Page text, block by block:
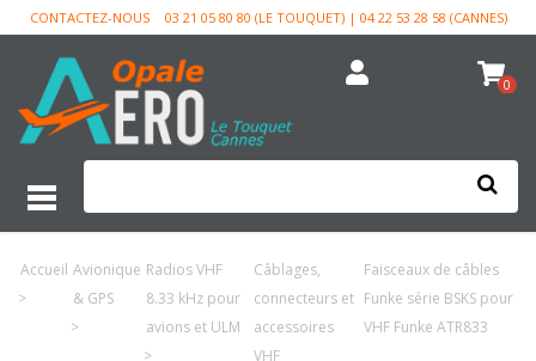
CONTACTEZ-NOUS 03 21 05 80 80 (LE TOUQUET) | 04 22 53 28 58 (CANNES)
0
Accueil
>
Avionique
& GPS
>
Radios VHF
8.33 kHz pour
avions et ULM
>
Câblages,
connecteurs et
accessoires
VHF
Faisceaux de câbles
Funke série BSKS pour
VHF Funke ATR833